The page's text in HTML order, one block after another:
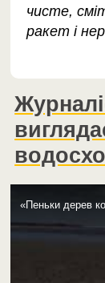
чисте,
ракет і